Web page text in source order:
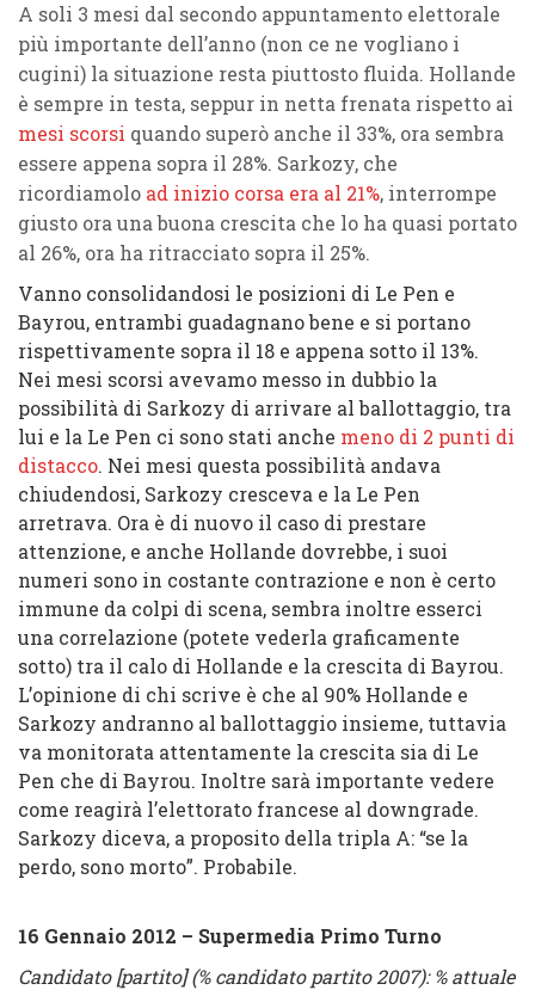
A soli 3 mesi dal secondo appuntamento elettorale
più importante dell’anno (non ce ne vogliano i
cugini) la situazione resta piuttosto fluida. Hollande
è sempre in testa, seppur in netta frenata rispetto ai
mesi scorsi quando superò anche il 33%, ora sembra
essere appena sopra il 28%. Sarkozy, che
ricordiamolo ad inizio corsa era al 21%, interrompe
giusto ora una buona crescita che lo ha quasi portato
al 26%, ora ha ritracciato sopra il 25%.
Vanno consolidandosi le posizioni di Le Pen e
Bayrou, entrambi guadagnano bene e si portano
rispettivamente sopra il 18 e appena sotto il 13%.
Nei mesi scorsi avevamo messo in dubbio la
possibilità di Sarkozy di arrivare al ballottaggio, tra
lui e la Le Pen ci sono stati anche meno di 2 punti di
distacco. Nei mesi questa possibilità andava
chiudendosi, Sarkozy cresceva e la Le Pen
arretrava. Ora è di nuovo il caso di prestare
attenzione, e anche Hollande dovrebbe, i suoi
numeri sono in costante contrazione e non è certo
immune da colpi di scena, sembra inoltre esserci
una correlazione (potete vederla graficamente
sotto) tra il calo di Hollande e la crescita di Bayrou.
L’opinione di chi scrive è che al 90% Hollande e
Sarkozy andranno al ballottaggio insieme, tuttavia
va monitorata attentamente la crescita sia di Le
Pen che di Bayrou. Inoltre sarà importante vedere
come reagirà l’elettorato francese al downgrade.
Sarkozy diceva, a proposito della tripla A: “se la
perdo, sono morto”. Probabile.
16 Gennaio 2012 – Supermedia Primo Turno
Candidato [partito] (% candidato partito 2007): % attuale